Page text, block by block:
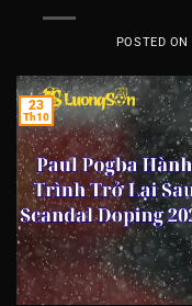
POSTED ON
23
Th10